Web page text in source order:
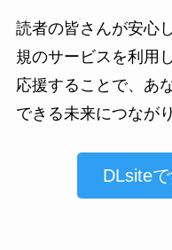
読者の皆さんが安心
規のサービスを利用
応援することで、あ
できる未来につなが
DLsite